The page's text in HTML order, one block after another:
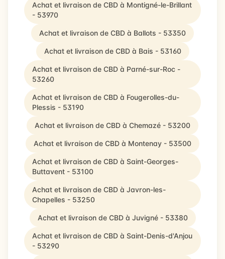
Achat et livraison de CBD à Montigné-le-Brillant
- 53970
Achat et livraison de CBD à Ballots - 53350
Achat et livraison de CBD à Bais - 53160
Achat et livraison de CBD à Parné-sur-Roc -
53260
Achat et livraison de CBD à Fougerolles-du-
Plessis - 53190
Achat et livraison de CBD à Chemazé - 53200
Achat et livraison de CBD à Montenay - 53500
Achat et livraison de CBD à Saint-Georges-
Buttavent - 53100
Achat et livraison de CBD à Javron-les-
Chapelles - 53250
Achat et livraison de CBD à Juvigné - 53380
Achat et livraison de CBD à Saint-Denis-d'Anjou
- 53290